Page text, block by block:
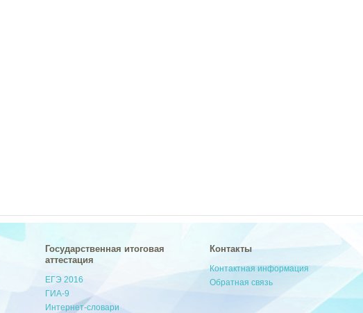
Государственная итоговая
аттестация
ЕГЭ 2016
ГИА-9
Интернет-словари
Контакты
Контактная информация
Обратная связь